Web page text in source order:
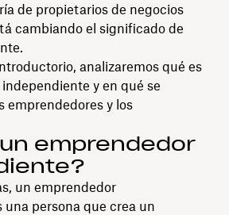
de propietarios de negocios
cambiando el significado de
analizaremos qué es
y en qué se
emprendedores y los
emprendedor
un emprendedor
persona que crea un